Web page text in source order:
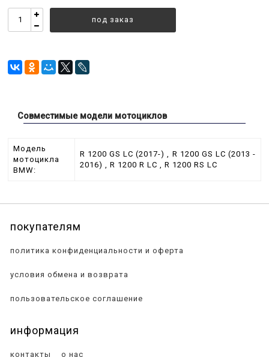
под заказ
Совместимые модели мотоциклов
Модель
мотоцикла
BMW:
R 1200 GS LC (2017-) , R 1200 GS LC (2013 -
2016) , R 1200 R LC , R 1200 RS LC
покупателям
политика конфиденциальности и оферта
условия обмена и возврата
пользовательское соглашение
информация
контакты о нас